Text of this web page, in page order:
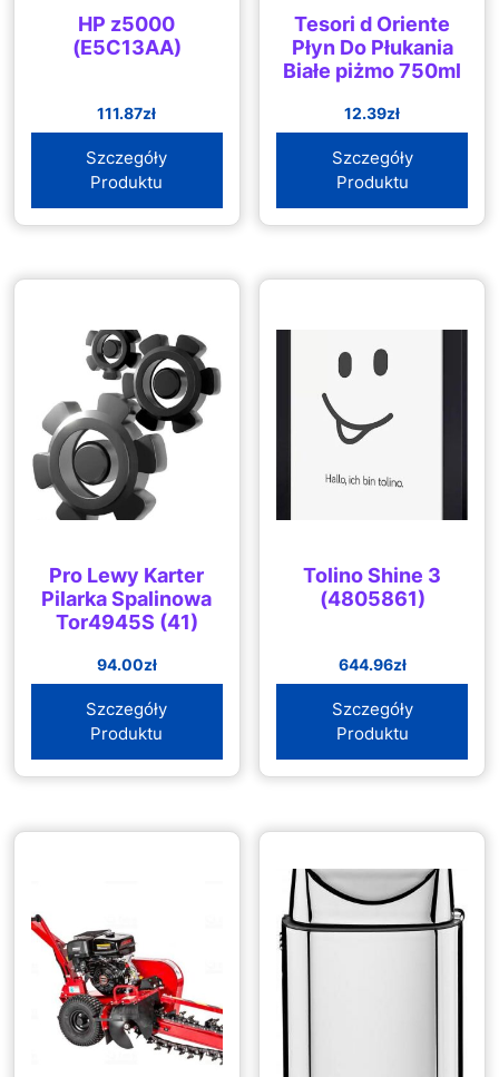
HP z5000
(E5C13AA)
111.87zł
Szczegóły
Produktu
Tesori d Oriente
Płyn Do Płukania
Białe piżmo 750ml
12.39zł
Szczegóły
Produktu
Pro Lewy Karter
Pilarka Spalinowa
Tor4945S (41)
94.00zł
Szczegóły
Produktu
Tolino Shine 3
(4805861)
644.96zł
Szczegóły
Produktu